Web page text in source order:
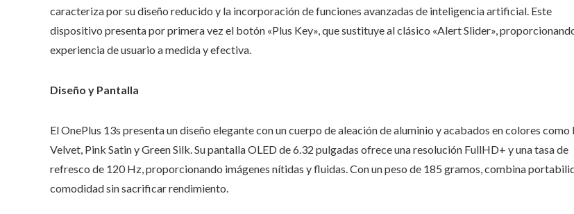
caracteriza por su diseño reducido y la incorporación de funciones avanzadas de inteligencia artificial. Este
dispositivo presenta por primera vez el botón «Plus Key», que sustituye al clásico «Alert Slider»,
experiencia de usuario a medida y efectiva.
Diseño y Pantalla
El OnePlus 13s presenta un diseño elegante con un cuerpo de aleación de aluminio y acabados en colores como
Velvet, Pink Satin y Green Silk. Su pantalla OLED de 6.32 pulgadas ofrece una resolución FullHD+ y una tasa de
refresco de 120 Hz, proporcionando imágenes nítidas y fluidas. Con un peso de 185 gramos, combina
comodidad sin sacrificar rendimiento.